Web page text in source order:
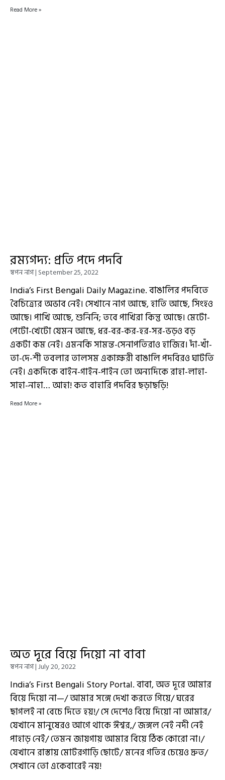
Read More »
রম্যগদ্য: প্রতি পদে পদবি
স্বপন নাগ September 25, 2022
India’s First Bengali Daily Magazine. বাঙালির পদবিতে
বৈচিত্র্যের অভাব নেই। সেখানে নাগ আছে, হাতি আছে, সিংহও
আছে। পাখি আছে, শুনিনি; তবে পাখিরা কিন্তু আছে। মেটো-
পেটো-খেটো যেমন আছে, ধর-বর-কর-হর-সর-ভড়ও বড়
একটা কম নেই। এমনকি সামন্ত-সেনাপতিরাও হাজির। দাঁ-খাঁ-
তা-দে-শী তবলার তালসম একাক্ষরী বাঙালি পদবিরও ঘাটতি
নেই। একদিকে বাইন-গাইন-পাইন তো অন্যদিকে রাহা-লাহা-
সাহা-নাহা… আহা! কত বাহারি পদবির ছড়াছড়ি!
Read More »
অত দূরে বিয়ে দিয়ো না বাবা
স্বপন নাগ July 20, 2022
India’s First Bengali Story Portal. বাবা, অত দূরে আমার
বিয়ে দিয়ো না—/ আমার সঙ্গে দেখা করতে গিয়ে/ ঘরের
ছাগলই না বেচে দিতে হয়!/ সে দেশেও বিয়ে দিয়ো না আমার/
যেখানে মানুষেরও আগে থাকে ঈশ্বর,/ জঙ্গল নেই নদী নেই
পাহাড় নেই/ তেমন জায়গায় আমার বিয়ে ঠিক কোরো না।/
যেখানে রাস্তায় মোটরগাড়ি ছোটে/ মনের গতির চেয়েও দ্রুত/
সেখানে তো একেবারেই নয়!